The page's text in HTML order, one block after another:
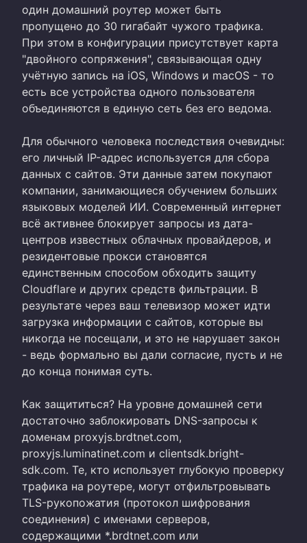
один домашний роутер может быть
пропущено до 30 гигабайт чужого трафика.
При этом в конфигурации присутствует карта
"двойного сопряжения", связывающая одну
учётную запись на iOS, Windows и macOS - то
есть все устройства одного пользователя
объединяются в единую сеть без его ведома.
Для обычного человека последствия очевидны:
его личный IP-адрес используется для сбора
данных с сайтов. Эти данные затем покупают
компании, занимающиеся обучением больших
языковых моделей ИИ. Современный интернет
всё активнее блокирует запросы из дата-
центров известных облачных провайдеров, и
резидентовые прокси становятся
единственным способом обходить защиту
Cloudflare и других средств фильтрации. В
результате через ваш телевизор может идти
загрузка информации с сайтов, которые вы
никогда не посещали, и это не нарушает закон
- ведь формально вы дали согласие, пусть и не
до конца понимая суть.
Как защититься? На уровне домашней сети
достаточно заблокировать DNS-запросы к
доменам proxyjs.brdtnet.com,
proxyjs.luminatinet.com и clientsdk.bright-
sdk.com. Те, кто использует глубокую проверку
трафика на роутере, могут отфильтровывать
TLS-рукопожатия (протокол шифрования
соединения) с именами серверов,
содержащими *.brdtnet.com или